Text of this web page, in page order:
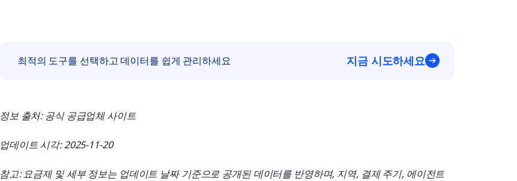
최적의 도구를 선택하고 데이터를 쉽게 관리하세요 지금 시도하세요
정보 출처: 공식 공급업체 사이트
업데이트 시각: 2025-11-20
참고: 요금제 및 세부 정보는 업데이트 날짜 기준으로 공개된 데이터를 반영하며, 지역, 결제 주기, 에이전트